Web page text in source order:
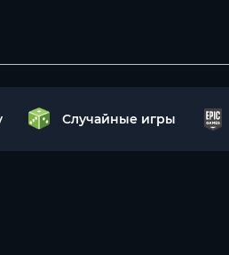
Случайные игры